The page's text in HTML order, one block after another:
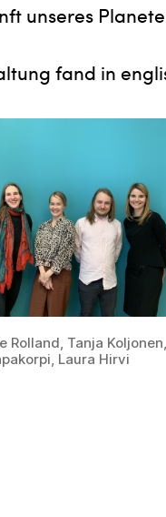
unseres
fand in
Rolland, Tanja Koljonen,
Laura Hirvi